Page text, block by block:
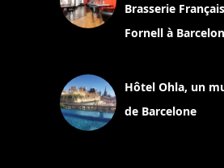
Brasserie
Fornell à
Hôtel Ohla, un
de Barcelone